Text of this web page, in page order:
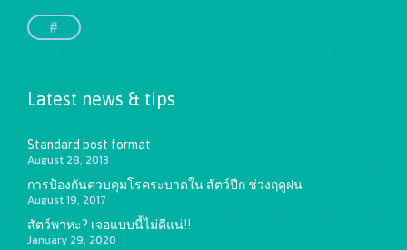
#
Latest news & tips
Standard post format
August 28, 2013
การป้องกันควบคุมโรคระบาดใน สัตว์ปีก ช่วงฤดูฝน
August 19, 2017
สัตว์พาหะ? เจอแบบนี้ไม่ดีแน่!!
January 29, 2020